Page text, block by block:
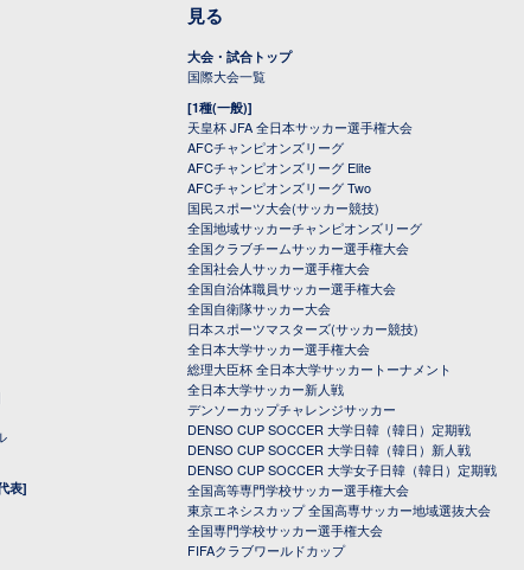
表]
見る
大会・試合トップ
国際大会一覧
[1種(一般)]
天皇杯 JFA 全日本サッカー選手権大会
AFCチャンピオンズリーグ
AFCチャンピオンズリーグ Elite
AFCチャンピオンズリーグ Two
国民スポーツ大会(サッカー競技)
全国地域サッカーチャンピオンズリーグ
全国クラブチームサッカー選手権大会
全国社会人サッカー選手権大会
全国自治体職員サッカー選手権大会
全国自衛隊サッカー大会
日本スポーツマスターズ(サッカー競技)
全日本大学サッカー選手権大会
総理大臣杯 全日本大学サッカートーナメント
全日本大学サッカー新人戦
デンソーカップチャレンジサッカー
DENSO CUP SOCCER 大学日韓（韓日）定期戦
DENSO CUP SOCCER 大学日韓（韓日）新人戦
DENSO CUP SOCCER 大学女子日韓（韓日）定期戦
全国高等専門学校サッカー選手権大会
東京エネシスカップ 全国高専サッカー地域選抜大会
全国専門学校サッカー選手権大会
FIFAクラブワールドカップ